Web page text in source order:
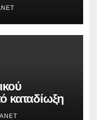
καταδίωξη